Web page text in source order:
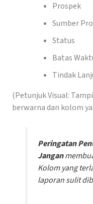
Prospek
Sumber
Status
Batas
Tindak
(Petunjuk Visual:
berwarna dan kolom
Peringatan
Jangan
Kolom yang
laporan sulit